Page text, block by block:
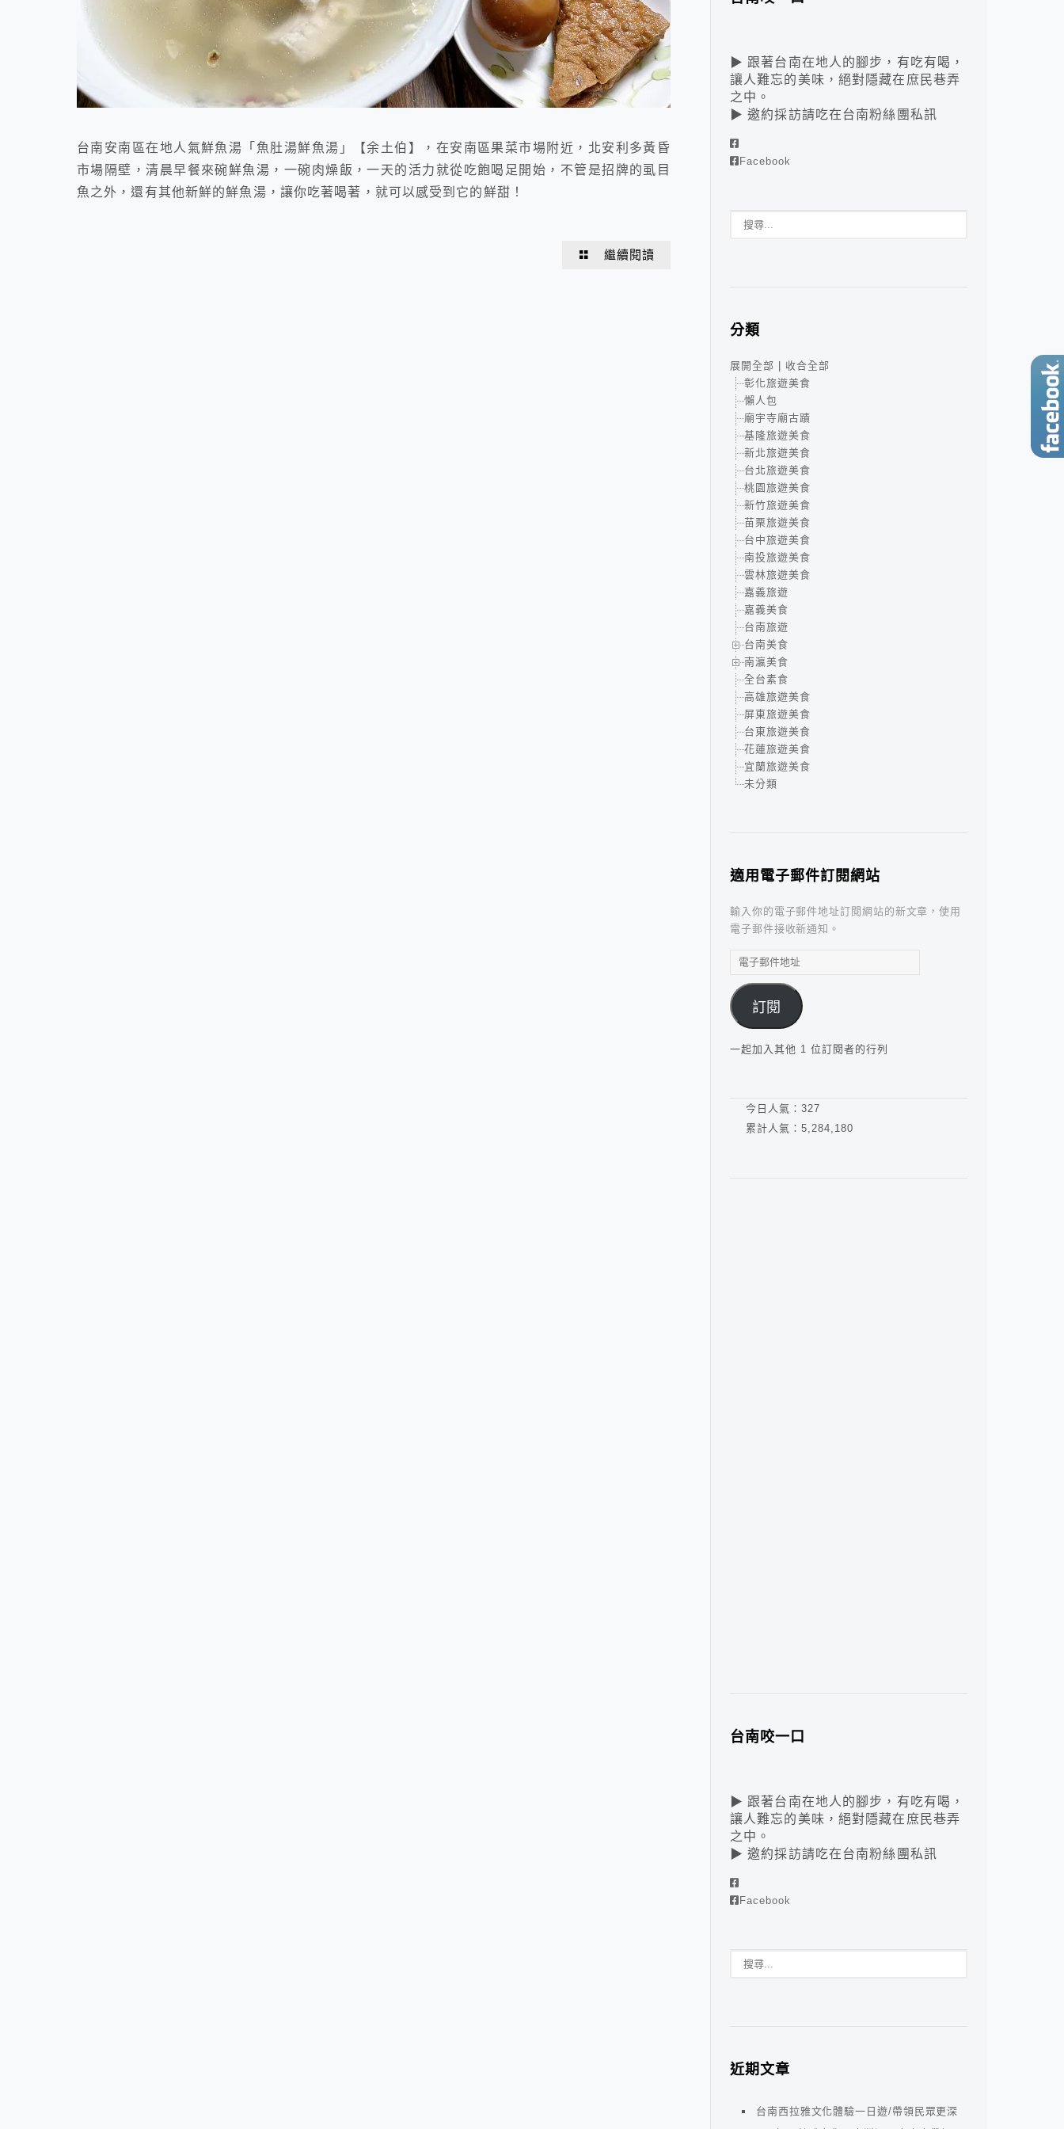
台南安南區在地人氣鮮魚湯「魚肚湯鮮魚湯」【余土伯】，在安南區果菜市場附近，北安利多黃昏
市場隔壁，清晨早餐來碗鮮魚湯，一碗肉燥飯，一天的活力就從吃飽喝足開始，不管是招牌的虱目
魚之外，還有其他新鮮的鮮魚湯，讓你吃著喝著，就可以感受到它的鮮甜！
繼續閱讀
▶ 跟著台南在地人的腳步，有吃有喝，
讓人難忘的美味，絕對隱藏在庶民巷弄
之中。
▶ 邀約採訪請吃在台南粉絲團私訊
Facebook
分類
展開全部
收合全部
彰化旅遊美食
懶人包
廟宇寺廟古蹟
基隆旅遊美食
新北旅遊美食
台北旅遊美食
桃園旅遊美食
新竹旅遊美食
苗栗旅遊美食
台中旅遊美食
南投旅遊美食
雲林旅遊美食
嘉義旅遊
嘉義美食
台南旅遊
台南美食
南瀛美食
全台素食
高雄旅遊美食
屏東旅遊美食
台東旅遊美食
花蓮旅遊美食
宜蘭旅遊美食
未分類
適用電子郵件訂閱網站
輸入你的電子郵件地址訂閱網站的新文章，使用
電子郵件接收新通知。
電
郵
件
地
址
訂閱
一起加入其他 1 位訂閱者的行列
今日人氣： 327
累計人氣： 5,284,180
台南咬一口
▶ 跟著台南在地人的腳步，有吃有喝，
讓人難忘的美味，絕對隱藏在庶民巷弄
之中。
▶ 邀約採訪請吃在台南粉絲團私訊
Facebook
近期文章
台南西拉雅文化體驗一日遊/帶領民眾更深